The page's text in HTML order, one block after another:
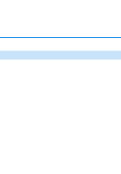
con estructura
“Diablo” son